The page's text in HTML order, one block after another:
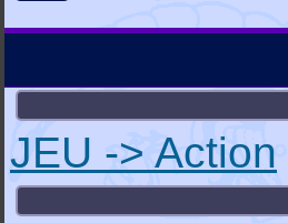
JEU -> Action